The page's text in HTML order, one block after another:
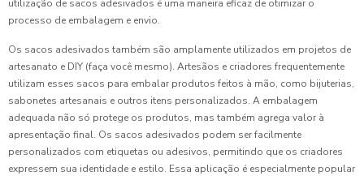
utilização de sacos adesivados é uma maneira eficaz de otimizar o
processo de embalagem e envio.
Os sacos adesivados também são amplamente utilizados em projetos de
artesanato e DIY (faça você mesmo). Artesãos e criadores frequentemente
utilizam esses sacos para embalar produtos feitos à mão, como bijuterias,
sabonetes artesanais e outros itens personalizados. A embalagem
adequada não só protege os produtos, mas também agrega valor à
apresentação final. Os sacos adesivados podem ser facilmente
personalizados com etiquetas ou adesivos, permitindo que os criadores
expressem sua identidade e estilo. Essa aplicação é especialmente popular